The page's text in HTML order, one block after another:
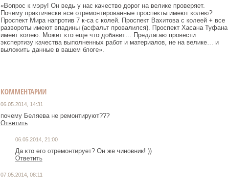
«Вопрос к мэру! Он ведь у нас качество дорог на велике проверяет.
Почему практически все отремонтированные проспекты имеют колею?
Проспект Мира напротив 7 к-са с колей. Проспект Вахитова с колеей + все
развороты имеют впадины (асфальт провалился). Проспект Хасана Туфана
имеет колею. Может кто еще что добавит… Предлагаю провести
экспертизу качества выполненных работ и материалов, не на велике… и
выложить данные в вашем блоге».
КОММЕНТАРИИ
06.05.2014, 14:31
почему Беляева не ремонтируют???
Ответить
06.05.2014, 21:00
Да кто его отремонтирует? Он же чиновник! ))
Ответить
07.05.2014, 08:11